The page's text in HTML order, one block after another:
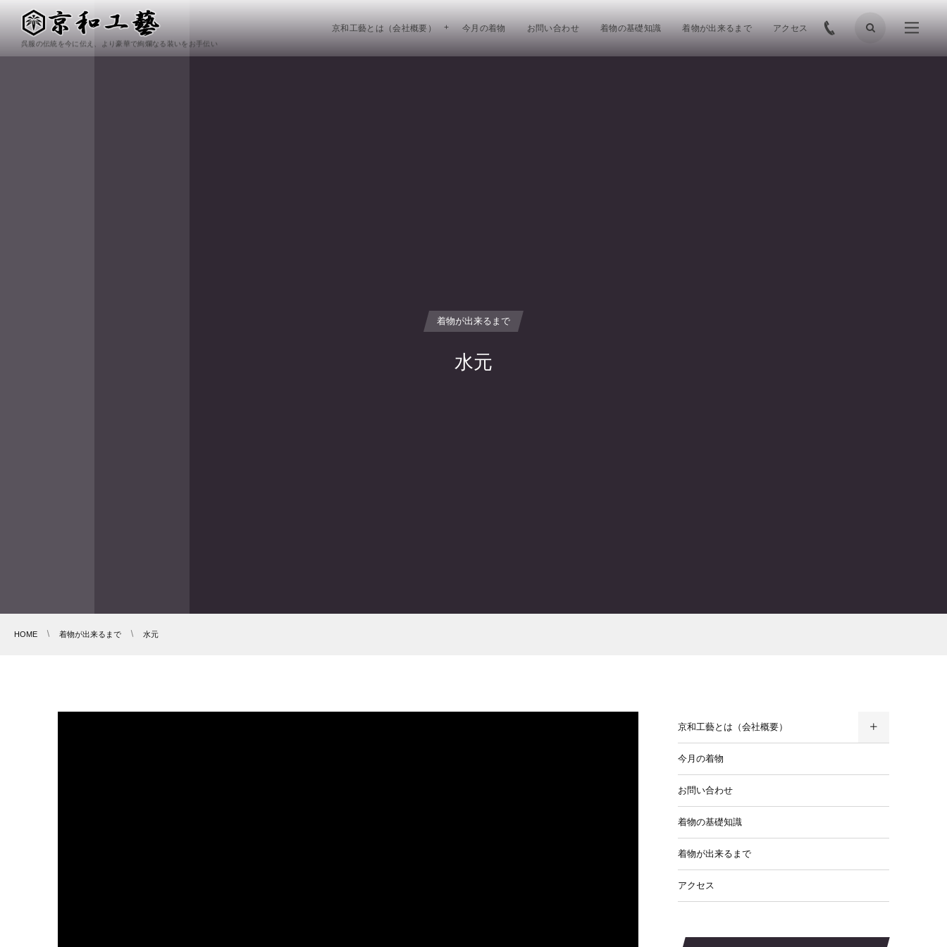
呉服の伝統を今に伝え、より豪華で絢爛なる装いをお手伝い
京和工藝とは（会社概要） 今月の着物 お問い合わせ 着物の基礎知識 着物が出来るまで アクセス
着物が出来るまで
水元
HOME 着物が出来るまで 水元
京和工藝とは（会社概要）
今月の着物
お問い合わせ
着物の基礎知識
着物が出来るまで
アクセス